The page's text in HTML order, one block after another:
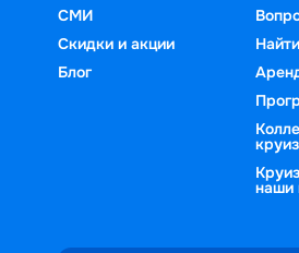
СМИ
Скидки и акции
Блог
наши